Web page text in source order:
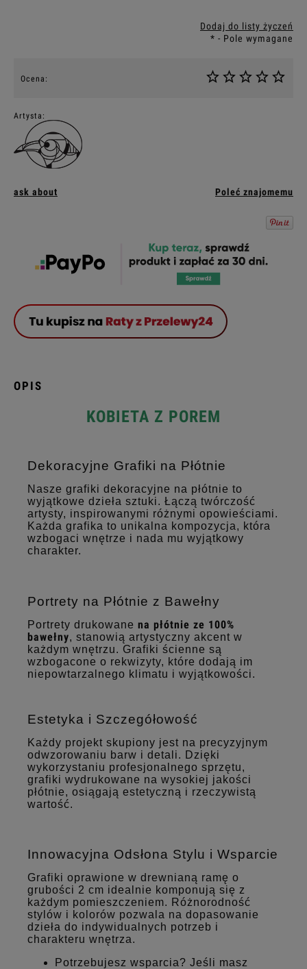
Dodaj do listy życzeń
* - Pole wymagane
Ocena:
Artysta:
ask about Poleć znajomemu
OPIS
KOBIETA Z POREM
Dekoracyjne Grafiki na Płótnie
Nasze grafiki dekoracyjne na płótnie to
wyjątkowe dzieła sztuki. Łączą twórczość
artysty, inspirowanymi różnymi opowieściami.
Każda grafika to unikalna kompozycja, która
wzbogaci wnętrze i nada mu wyjątkowy
charakter.
Portrety na Płótnie z Bawełny
Portrety drukowane na płótnie ze 100%
bawełny, stanowią artystyczny akcent w
każdym wnętrzu. Grafiki ścienne są
wzbogacone o rekwizyty, które dodają im
niepowtarzalnego klimatu i wyjątkowości.
Estetyka i Szczegółowość
Każdy projekt skupiony jest na precyzyjnym
odwzorowaniu barw i detali. Dzięki
wykorzystaniu profesjonalnego sprzętu,
grafiki wydrukowane na wysokiej jakości
płótnie, osiągają estetyczną i rzeczywistą
wartość.
Innowacyjna Odsłona Stylu i Wsparcie
Grafiki oprawione w drewnianą ramę o
grubości 2 cm idealnie komponują się z
każdym pomieszczeniem. Różnorodność
stylów i kolorów pozwala na dopasowanie
dzieła do indywidualnych potrzeb i
charakteru wnętrza.
Potrzebujesz wsparcia? Jeśli masz